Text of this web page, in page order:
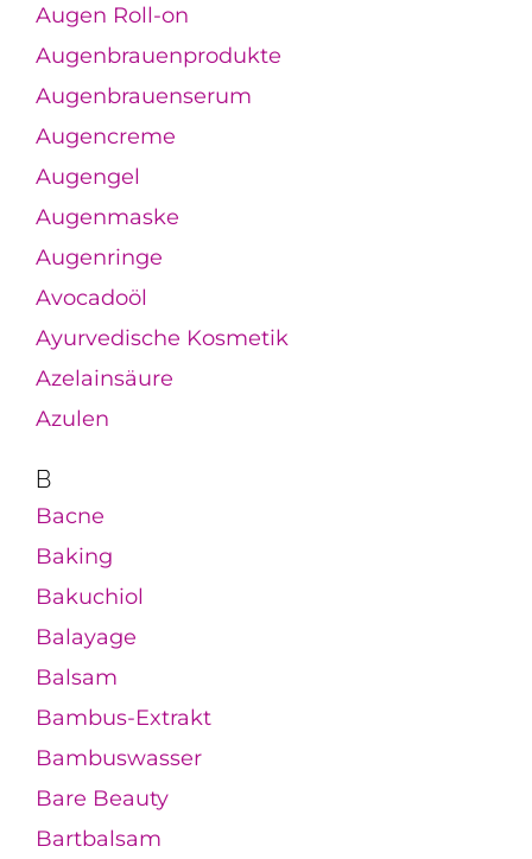
Augen Roll-on
Augenbrauenprodukte
Augenbrauenserum
Augencreme
Augengel
Augenmaske
Augenringe
Avocadoöl
Ayurvedische Kosmetik
Azelainsäure
Azulen
B
Bacne
Baking
Bakuchiol
Balayage
Balsam
Bambus-Extrakt
Bambuswasser
Bare Beauty
Bartbalsam